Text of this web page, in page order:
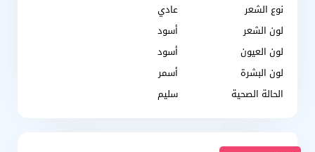
نوع الشعر
عادي
لون الشعر
أسود
لون العيون
أسود
لون البشرة
أسمر
الحالة الصحية
سليم